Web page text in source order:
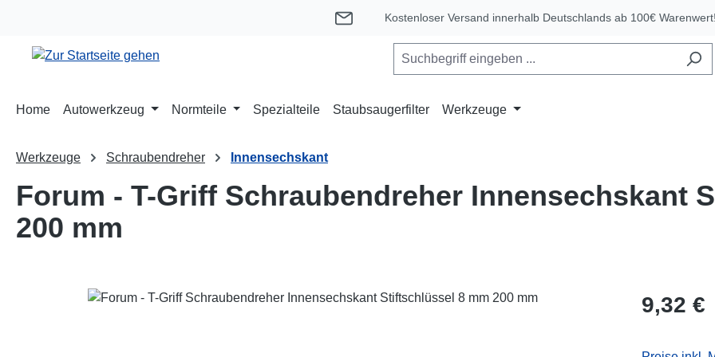
Kostenloser Versand innerhalb Deutschlands ab 100€ Warenwert!
Home Autowerkzeug Normteile Spezialteile Staubsaugerfilter Werkzeuge
Werkzeuge Schraubendreher Innensechskant
Forum - T-Griff Schraubendreher Innensechskant
200 mm
Bildergalerie überspringen Regulärer
9,32 €